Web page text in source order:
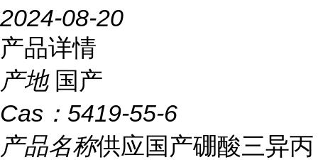
2024-08-20
产品详情
产地 国产
Cas： 5419-55-6
产品名称供应国产硼酸三异丙